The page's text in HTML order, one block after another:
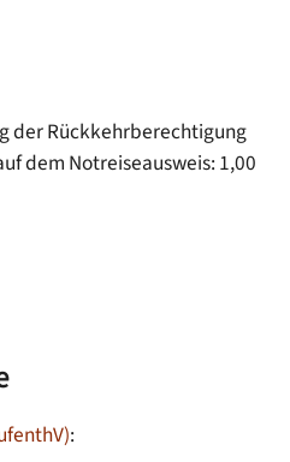
der Rückkehrberechtigung
dem Notreiseausweis: 1,00
: